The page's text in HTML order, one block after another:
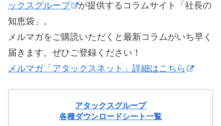
ックスグループ
が提供するコラムサイト「社長の
知恵袋」。
メルマガをご購読いただくと最新コラムがいち早く
届きます。ぜひご登録ください！
メルマガ「アタックスネット」詳細はこちら
アタックスグループ
各種ダウンロードシート一覧